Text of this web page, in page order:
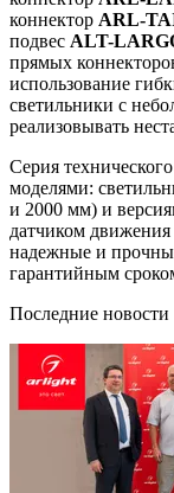
коннектор ARL-
подвес ALT-
прямых
использование
светильники с
реализовывать
Серия технического
моделями:
и 2000 мм) и
датчиком
надежные и
гарантийным
Последние новости